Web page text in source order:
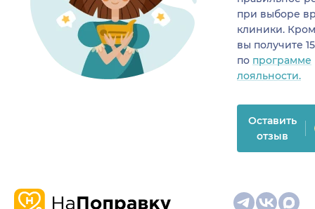
при выборе
клиники.
вы получите
по программе
лояльности.
Оставить
отзыв